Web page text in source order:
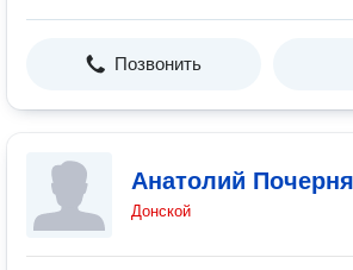
Позвонить
Анатолий
Донской